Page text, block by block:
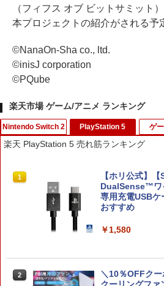
（フィフス オブ ビットサミット
本プロジェクトの紹介がされる予
©NanaOn-Sha co., ltd.
©inisJ corporation
©PQube
楽天市場 ゲーム/アニメ ランキング
Nintendo Switch 2
1
【inklink公式
トローラー ス
プロコントロ
ラ switch2コン
ジャイロセンサ
￥2,960
PlayStation 5
楽天 PlayStation 5 売れ筋ランキング
1
【ホリ公式】【
DualSense™ワ
専用充電USB
おすすめ
￥1,580
2
＼10％OFFク
ゲ